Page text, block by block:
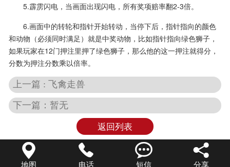
5.霹雳闪电，当画面出现闪电，所有奖项赔率翻2-3倍。
6.画面中的转轮和指针开始转动，当停下后，指针指向的颜色
和动物（必须同时满足）就是中奖动物，比如指针指向绿色狮子，
如果玩家在12门押注里押了绿色狮子，那么他的这一押注就得分，
分数为押注分数乘以倍率。
上一篇 : 飞禽走兽
下一篇：暂无
返回列表

地图

电话

短信

分享